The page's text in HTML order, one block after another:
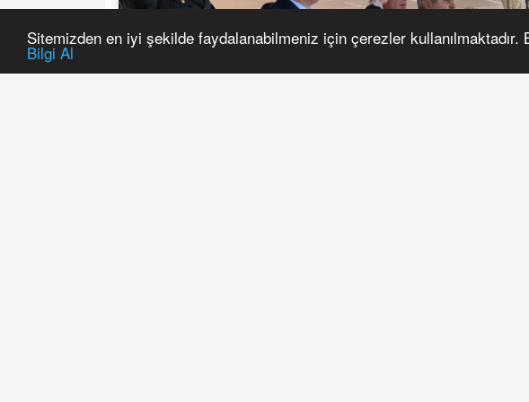
Sitemizden en iyi şekilde faydalanabilmeniz için çerezler kullanılmaktadır.
Bilgi Al